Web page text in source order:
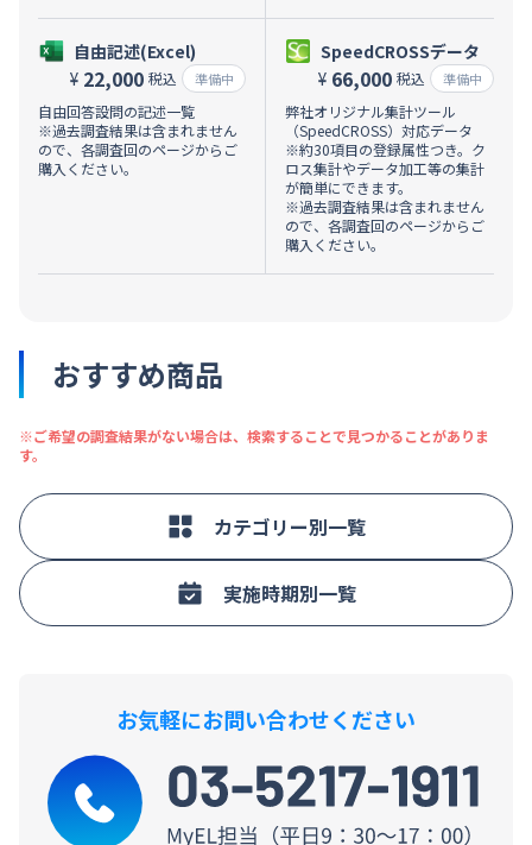
自由記述(Excel)
¥ 22,000 税込 準備中
自由回答設問の記述一覧
※過去調査結果は含まれません
ので、各調査回のページからご
購入ください。
SpeedCROSSデータ
¥ 66,000 税込 準備中
弊社オリジナル集計ツール
（SpeedCROSS）対応データ
※約30項目の登録属性つき。ク
ロス集計やデータ加工等の集計
が簡単にできます。
※過去調査結果は含まれません
ので、各調査回のページからご
購入ください。
おすすめ商品
※ご希望の調査結果がない場合は、検索することで見つかることがありま
す。
カテゴリー別一覧
実施時期別一覧
お気軽にお問い合わせください